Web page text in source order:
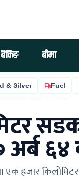
बैंकिङ बीमा
& Silver Fuel
सडक
अर्ब
एक हजार